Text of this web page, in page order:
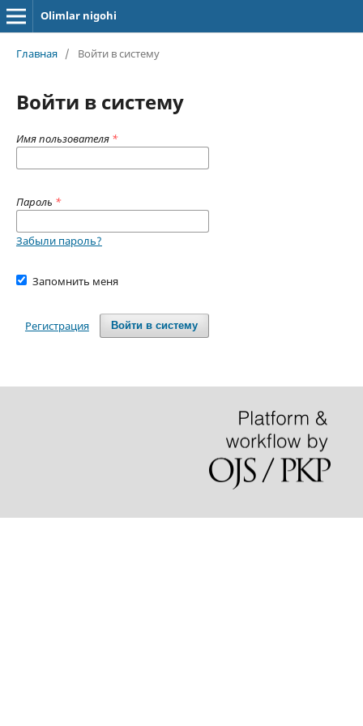
Olimlar nigohi
Главная / Войти в систему
Войти в систему
Имя пользователя *
Пароль *
Забыли пароль?
Запомнить меня
Войти в систему
Регистрация